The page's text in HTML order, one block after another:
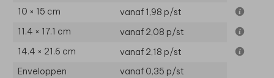
10 × 15 cm
vanaf 1,98 p/st
11.4 × 17.1 cm
vanaf 2,08 p/st
14.4 × 21.6 cm
vanaf 2,18 p/st
Enveloppen
vanaf 0,35 p/st